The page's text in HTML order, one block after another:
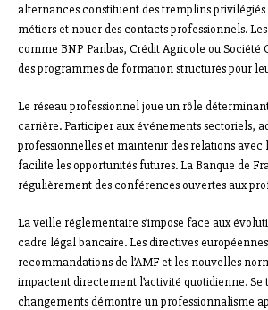
alternances constituent des tremplins
métiers et nouer des contacts professionnels.
comme BNP Paribas, Crédit Agricole ou Société
des programmes de formation structurés pour
Le réseau professionnel joue un rôle
carrière. Participer aux événements sectoriels,
professionnelles et maintenir des relations avec
facilite les opportunités futures. La Banque de
régulièrement des conférences ouvertes aux
La veille réglementaire s’impose face aux
cadre légal bancaire. Les directives
recommandations de l’AMF et les nouvelles
impactent directement l’activité quotidienne.
changements démontre un professionnalisme